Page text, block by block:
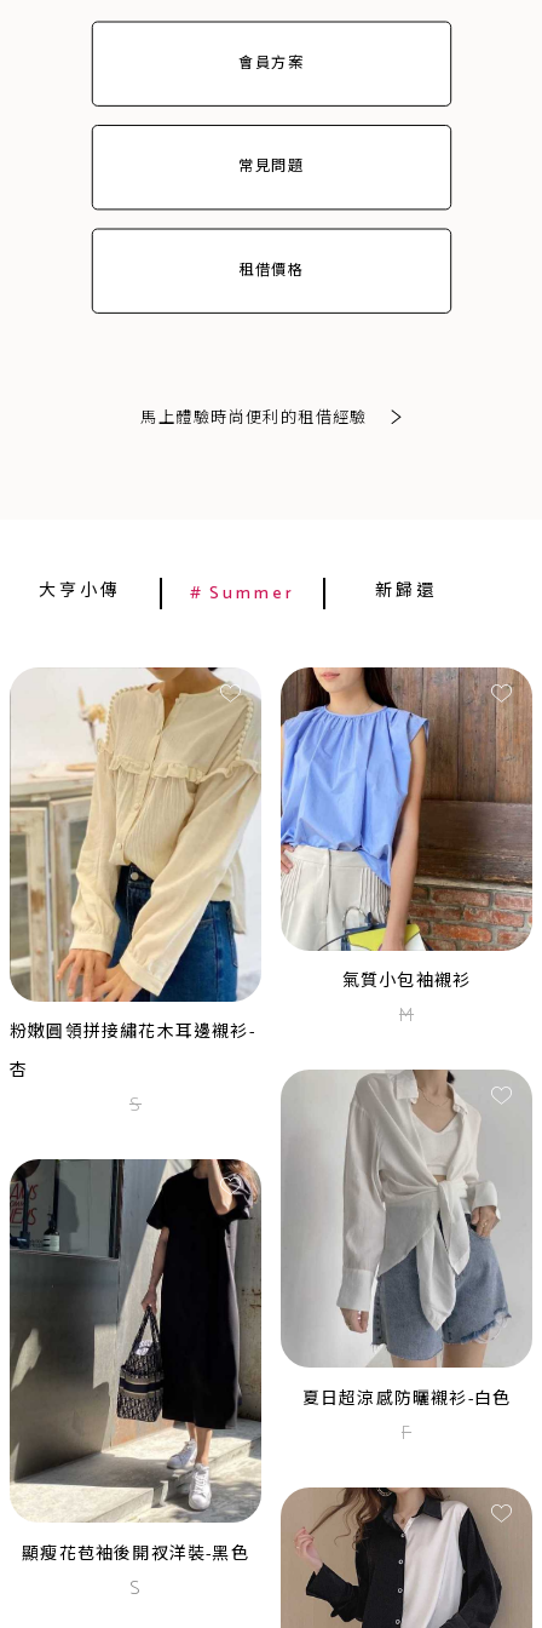
會員方案
常見問題
租借價格
馬上體驗時尚便利的租借經驗
大亨小傳 Summer 新歸還
L
黑色毛呢流蘇遮袖長禮服
M
黑色流蘇V領顯瘦開衩長禮服
L
粉嫩圓領拼接繡花木耳邊襯衫-
杏
S
氣質小包袖襯衫
M
夏日超涼感防曬襯衫-白色
F
顯瘦花苞袖後開衩洋裝-黑色
S